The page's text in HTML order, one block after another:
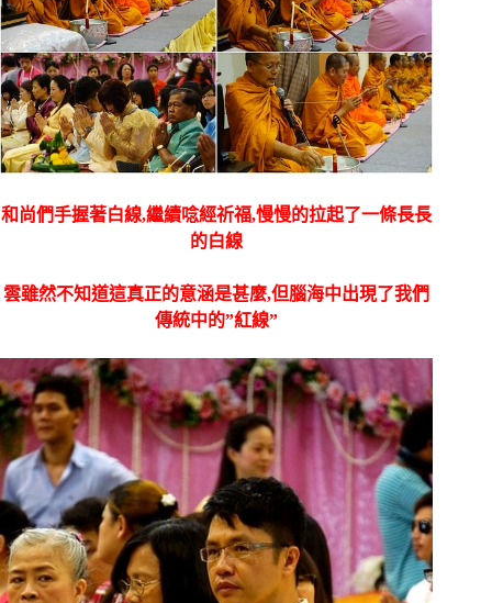
和尚們手握著白線,繼續唸經祈福,慢慢的拉起了一條長長
的白線
雲雖然不知道這真正的意涵是甚麼,但腦海中出現了我們
傳統中的”紅線”